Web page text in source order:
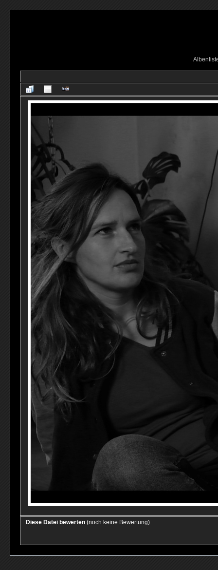
Diese Datei bewerten (noch keine Bewertung)